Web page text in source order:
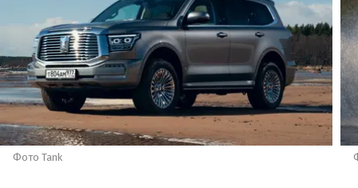
Фото Tank